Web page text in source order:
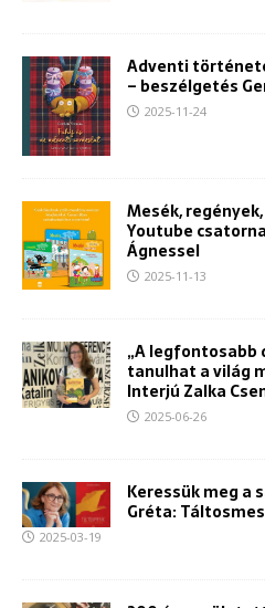
Adventi
– beszélgetés
2025-11-24
Mesék,
Youtube
Ágnessel
2025-11-13
„A legfontosabb
tanulhat a világ
Interjú Zalka
2025-06-26
Keressük meg a
Gréta:
2025-03-19